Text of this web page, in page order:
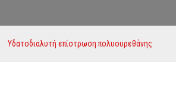
Υδατοδιαλυτή επίστρωση πολυουρεθάνης